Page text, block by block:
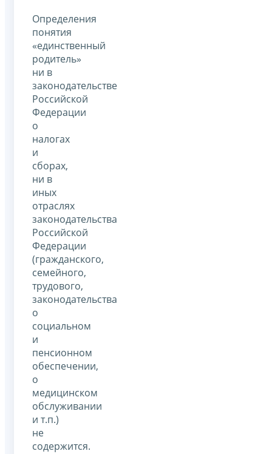
Определения
понятия
«единственный
родитель»
ни в
законодательстве
Российской
Федерации
о
налогах
и
сборах,
ни в
иных
отраслях
законодательства
Российской
Федерации
(гражданского,
семейного,
трудового,
законодательства
о
социальном
и
пенсионном
обеспечении,
о
медицинском
обслуживании
и т.п.)
не
содержится.